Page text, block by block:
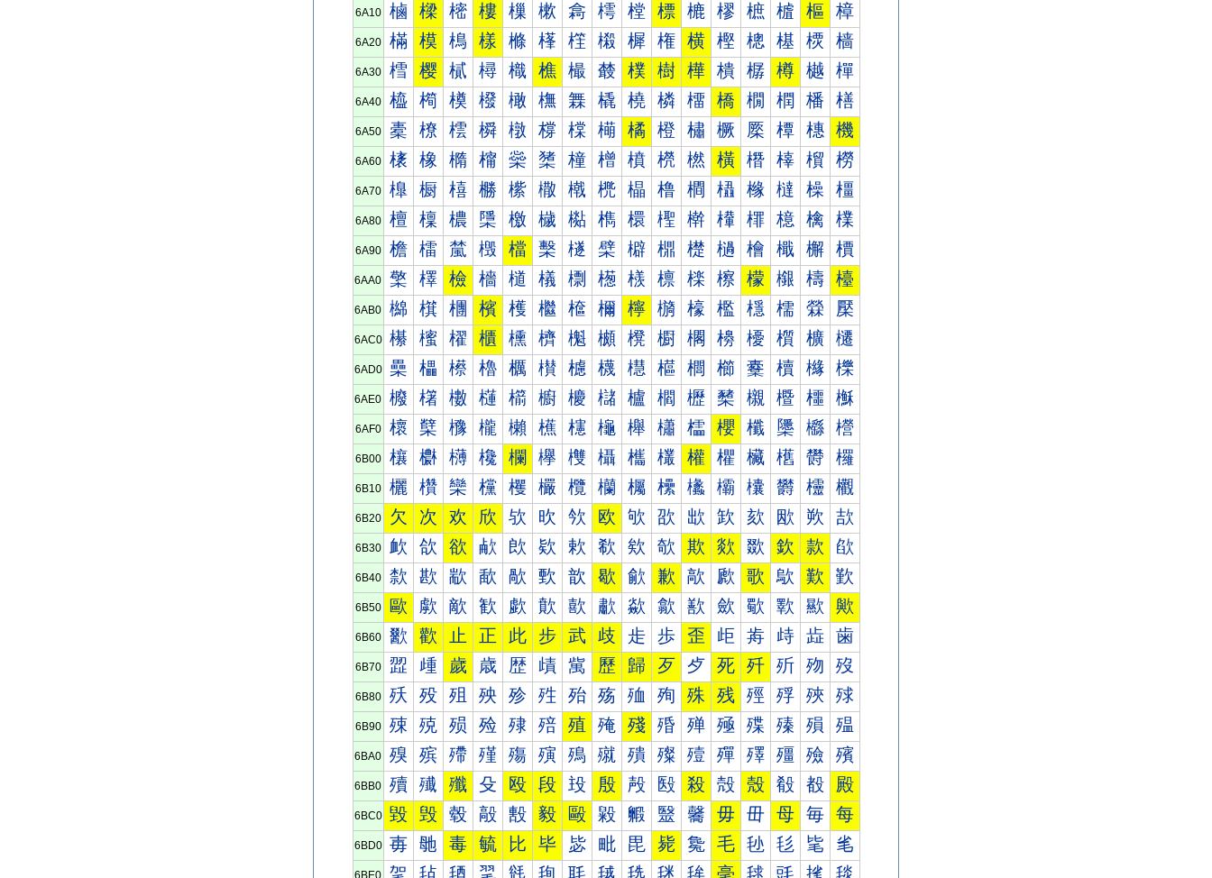
6A10 樐 樑 樒 樓 樔 樕 樖 樗 樘 標 樚 樛 樜 樝 樞 樟
6A20 樠 模 樢 樣 樤 樥 樦 樧 樨 権 横 樫 樬 樭 樮 樯
6A30 樰 樱 樲 樳 樴 樵 樶 樷 樸 樹 樺 樻 樼 樽 樾 樿
6A40 橀 橁 橂 橃 橄 橅 橆 橇 橈 橉 橊 橋 橌 橍 橎 橏
6A50 橐 橑 橒 橓 橔 橕 橖 橗 橘 橙 橚 橛 橜 橝 橞 機
6A60 橠 橡 橢 橣 橤 橥 橦 橧 橨 橩 橪 橫 橬 橭 橮 橯
6A70 橰 橱 橲 橳 橴 橵 橶 橷 橸 橹 橺 橻 橼 橽 橾 橿
6A80 檀 檁 檂 檃 檄 檅 檆 檇 檈 檉 檊 檋 檌 檍 檎 檏
6A90 檐 檑 檒 檓 檔 檕 檖 檗 檘 檙 檚 檛 檜 檝 檞 檟
6AA0 檠 檡 檢 檣 檤 檥 檦 檧 檨 檩 檪 檫 檬 檭 檮 檯
6AB0 檰 檱 檲 檳 檴 檵 檶 檷 檸 檹 檺 檻 檼 檽 檾 檿
6AC0 櫀 櫁 櫂 櫃 櫄 櫅 櫆 櫇 櫈 櫉 櫊 櫋 櫌 櫍 櫎 櫏
6AD0 櫐 櫑 櫒 櫓 櫔 櫕 櫖 櫗 櫘 櫙 櫚 櫛 櫜 櫝 櫞 櫟
6AE0 櫠 櫡 櫢 櫣 櫤 櫥 櫦 櫧 櫨 櫩 櫪 櫫 櫬 櫭 櫮 櫯
6AF0 櫰 櫱 櫲 櫳 櫴 櫵 櫶 櫷 櫸 櫹 櫺 櫻 櫼 櫽 櫾 櫿
6B00 欀 欁 欂 欃 欄 欅 欆 欇 欈 欉 權 欋 欌 欍 欎 欏
6B10 欐 欑 欒 欓 欔 欕 欖 欗 欘 欙 欚 欛 欜 欝 欞 欟
6B20 欠 次 欢 欣 欤 欥 欦 欧 欨 欩 欪 欫 欬 欭 欮 欯
6B30 欰 欱 欲 欳 欴 欵 欶 欷 欸 欹 欺 欻 欼 欽 款 欿
6B40 歀 歁 歂 歃 歄 歅 歆 歇 歈 歉 歊 歋 歌 歍 歎 歏
6B50 歐 歑 歒 歓 歔 歕 歖 歗 歘 歙 歚 歛 歜 歝 歞 歟
6B60 歠 歡 止 正 此 步 武 歧 歨 歩 歪 歫 歬 歭 歮 歯
6B70 歰 歱 歲 歳 歴 歵 歶 歷 歸 歹 歺 死 歼 歽 歾 歿
6B80 殀 殁 殂 殃 殄 殅 殆 殇 殈 殉 殊 残 殌 殍 殎 殏
6B90 殐 殑 殒 殓 殔 殕 殖 殗 殘 殙 殚 殛 殜 殝 殞 殟
6BA0 殠 殡 殢 殣 殤 殥 殦 殧 殨 殩 殪 殫 殬 殭 殮 殯
6BB0 殰 殱 殲 殳 殴 段 殶 殷 殸 殹 殺 殻 殼 殽 殾 殿
6BC0 毀 毁 毂 毃 毄 毅 毆 毇 毈 毉 毊 毋 毌 母 毎 每
6BD0 毐 毑 毒 毓 比 毕 毖 毗 毘 毙 毚 毛 毜 毝 毞 毟
6BE0 毠 毡 毢 毣 毤 毥 毦 毧 毨 毩 毪 毫 毬 毭 毮 毯